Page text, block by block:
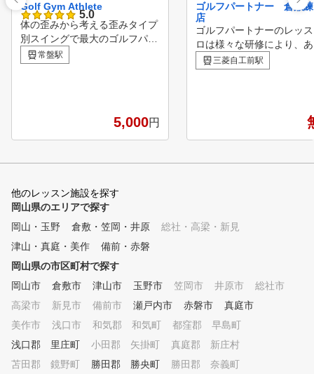
Golf Gym Athlete
5.0
体の歪みから考える歪みタイプ
別スイングで最大のゴルフパフ
ォーマンスを発揮！ 歪みタイ
プ診断からスイングチェック、
常盤駅
5,000円
ゴルフパートナー 倉敷
店
ゴルフパートナーのレッ
ロは様々な研修により、
る方面から生徒様の上達
ートしています！ ビギナ
POINT１ 診断・カルテ
弾道測定器・シミュレー
用いて、現状把握を行う
適のスイング理論をご提
るか、レッスンプロがチ
プに向けて使うべきクラ
わせてご提案いたします
OINT４ 筋力・柔軟性 ゴ
に必要な筋力は他のスポ
異なって限られています
三菱自工前駅
他のレッスン施設を探す
岡山県のエリアで探す
岡山・玉野
倉敷・笠岡・井原
総社・高梁・新見
津山・真庭・美作
備前・赤磐
岡山県の市区町村で探す
岡山市
倉敷市 津山市 玉野市 笠岡市 井原市
総社市
高梁市
新見市 備前市 瀬戸内市 赤磐市
真庭市
美作市
浅口市 和気郡 和気町
都窪郡 早島町
浅口郡 里庄町
小田郡 矢掛町
真庭郡 新庄村
苫田郡 鏡野町
勝田郡 勝央町
勝田郡 奈義町